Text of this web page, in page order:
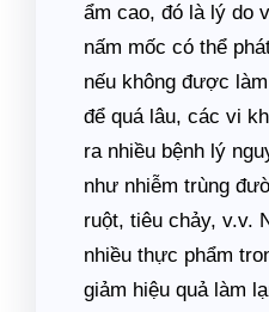
ẩm cao, đó là lý do
nấm mốc có thể
nếu không được
để quá lâu, các vi
ra nhiều bệnh lý
như nhiễm trùng
ruột, tiêu chảy, v.v.
nhiều thực phẩm
giảm hiệu quả làm